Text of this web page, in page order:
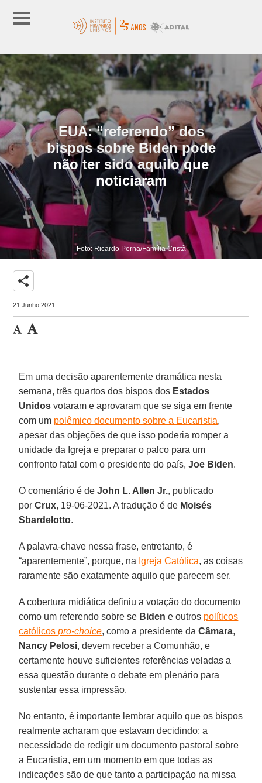
EUA: “referendo” dos
bispos sobre Biden pode
não ter sido aquilo que
noticiaram
Foto: Ricardo Perna/Família Cristã
share
21 Junho 2021
Em uma decisão aparentemente dramática nesta
semana, três quartos dos bispos dos Estados
Unidos votaram e aprovaram que se siga em frente
com um polêmico documento sobre a Eucaristia,
apesar das objeções de que isso poderia romper a
unidade da Igreja e preparar o palco para um
confronto fatal com o presidente do país,Joe Biden.
O comentário é deJohn L. Allen Jr., publicado
porCrux, 19-06-2021. A tradução é de Moisés
Sbardelotto.
A palavra-chave nessa frase, entretanto, é
“aparentemente”, porque, na Igreja Católica, as coisas
raramente são exatamente aquilo que parecem ser.
A cobertura midiática definiu a votação do documento
como um referendo sobre se Biden e outros políticos
católicospro-choice, como a presidente daCâmara,
Nancy Pelosi, devem receber a Comunhão, e
certamente houve suficientes referências veladas a
essa questão durante o debate em plenário para
sustentar essa impressão.
No entanto, é importante lembrar aquilo que os bispos
realmente acharam que estavam decidindo: a
necessidade de redigir um documento pastoral sobre
a Eucaristia, em um momento em que todas as
indicações são de que tanto a participação na missa